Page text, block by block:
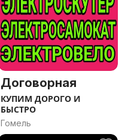
Договорная
КУПИМ ДОРОГО И
БЫСТРО
Гомель